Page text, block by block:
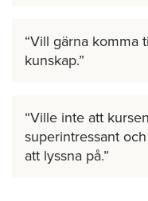
Vill gärna komma
kunskap.
Ville inte att
superintressant
att lyssna på.